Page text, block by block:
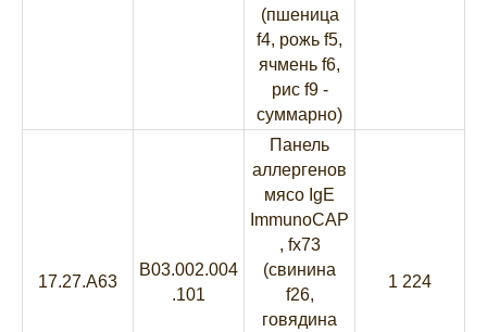
(пшеница
f4, рожь f5,
ячмень f6,
рис f9 -
суммарно)
17.27.A63
B03.002.004
.101
Панель
аллергенов
мясо IgE
ImmunoCAP
, fx73
(свинина
f26,
говядина
1 224